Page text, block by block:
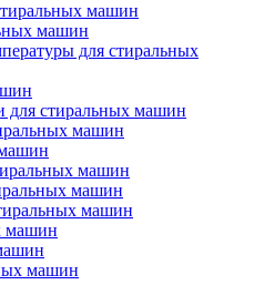
машин
машин
для стиральных
для стиральных машин
машин
машин
машин
машин
машин
машин